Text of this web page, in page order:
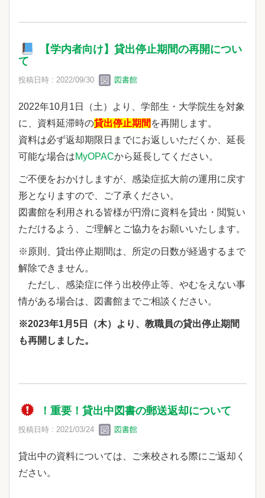
【学内者向け】貸出停止期間の再開につい
て
投稿日時 : 2022/09/30 図書館
2022年10月1日（土）より、学部生・大学院生を対象
に、 資料延滞時の貸出停止期間 を再開します。
資料は必ず返却期限日までにお返しいただくか、延長
可能な場合はMyOPACから延長してください。
ご不便をおかけしますが、感染症拡大前の運用に戻す
形となりますので、ご了承ください。
図書館を利用される皆様が円滑に資料を貸出・閲覧い
ただけるよう、ご理解とご協力をお願いいたします。
※原則、貸出停止期間は、所定の日数が経過するまで
解除できません。
ただし、感染症に伴う出校停止等、やむをえない事
情がある場合は、図書館までご相談ください。
※2023年1月5日（木）より、教職員の貸出停止期間
も再開しました。
！重要！貸出中図書の郵送返却について
投稿日時 : 2021/03/24 図書館
貸出中の資料については、ご来校される際にご返却く
ださい。